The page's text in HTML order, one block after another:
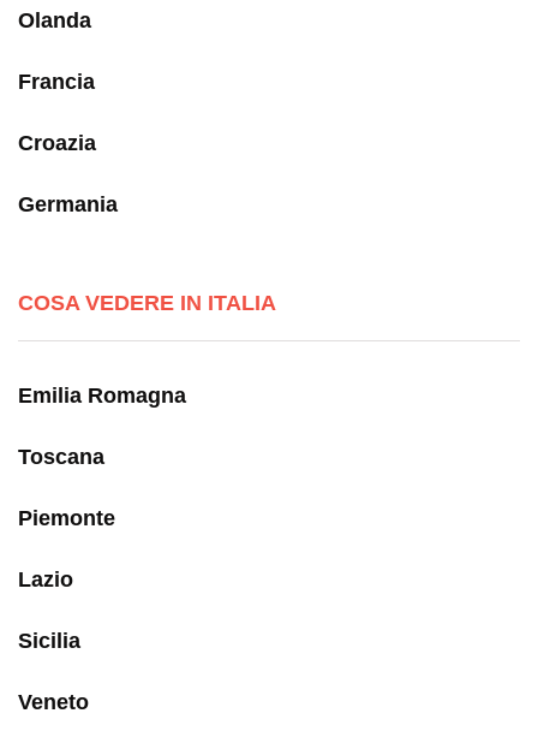
Olanda
Francia
Croazia
Germania
COSA VEDERE IN ITALIA
Emilia Romagna
Toscana
Piemonte
Lazio
Sicilia
Veneto